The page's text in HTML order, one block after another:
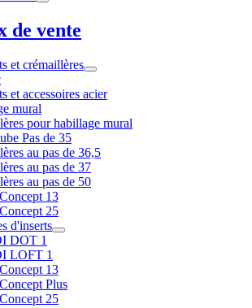
de vente
et crémaillères
et accessoires acier
mural
pour habillage mural
Pas de 35
au pas de 36,5
au pas de 37
au pas de 50
13
25
d'inserts
DOT 1
LOFT 1
13
Plus
25